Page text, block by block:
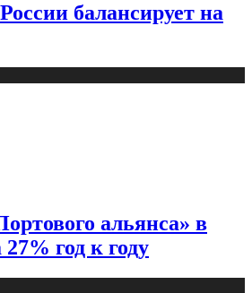
балансирует на
альянса» в
год к году